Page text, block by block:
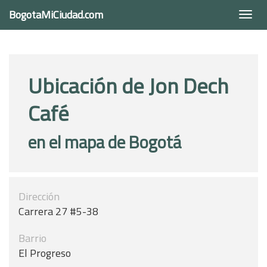
BogotaMiCiudad.com
Ubicación de Jon Dech
Café
en el mapa de Bogotá
Dirección
Carrera 27 #5-38
Barrio
El Progreso